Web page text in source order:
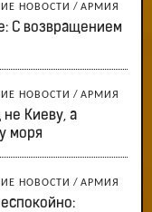
НОВОСТИ / АРМИЯ
С возвращением
НОВОСТИ / АРМИЯ
не Киеву, а
моря
НОВОСТИ / АРМИЯ